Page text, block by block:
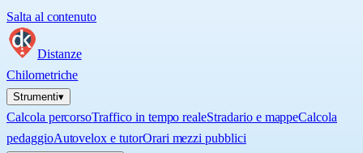
Salta al contenuto
Distanze
Chilometriche
Strumenti▾
Calcola percorsoTraffico in tempo realeStradario e mappeCalcola
pedaggioAutovelox e tutorOrari mezzi pubblici